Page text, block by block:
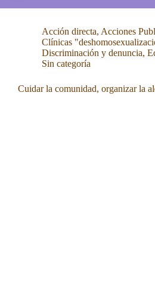
Acción directa, Acciones
Clínicas
Discriminación y denuncia,
Sin categoría
Cuidar la comunidad, organizar la